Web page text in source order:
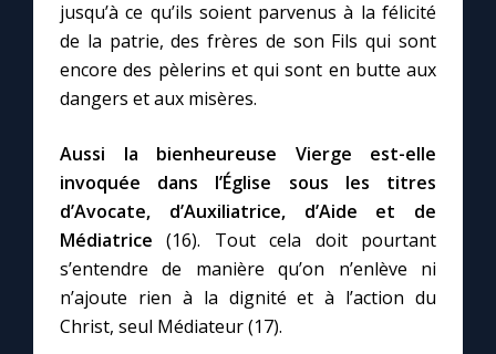
jusqu’à ce qu’ils soient parvenus à la félicité
de la patrie, des frères de son Fils qui sont
encore des pèlerins et qui sont en butte aux
dangers et aux misères.
Aussi la bienheureuse Vierge est-elle
invoquée dans l’Église sous les titres
d’Avocate, d’Auxiliatrice, d’Aide et de
Médiatrice (16). Tout cela doit pourtant
s’entendre de manière qu’on n’enlève ni
n’ajoute rien à la dignité et à l’action du
Christ, seul Médiateur (17).